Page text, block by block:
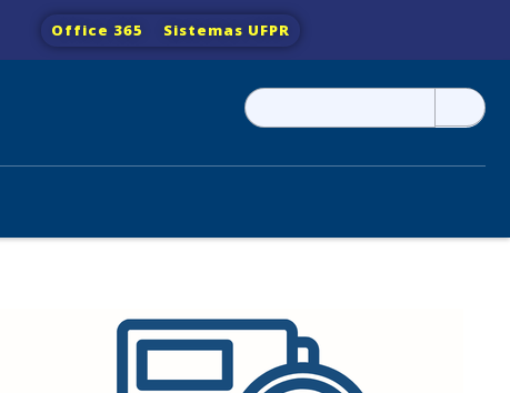
Office 365 Sistemas UFPR
Pesquisar
por: